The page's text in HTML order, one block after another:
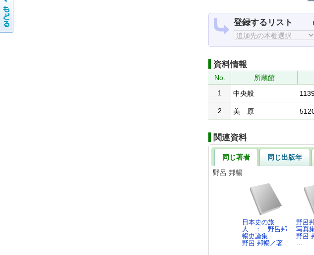
登録するリスト
資料情報
No. 所蔵館
1
中央般
2 美 原
関連資料
同じ著者 同じ出版年
野呂 邦暢
日本史の旅
人 ： 野呂邦
暢史論集
野呂 邦暢／著
野呂
写真
野呂
…